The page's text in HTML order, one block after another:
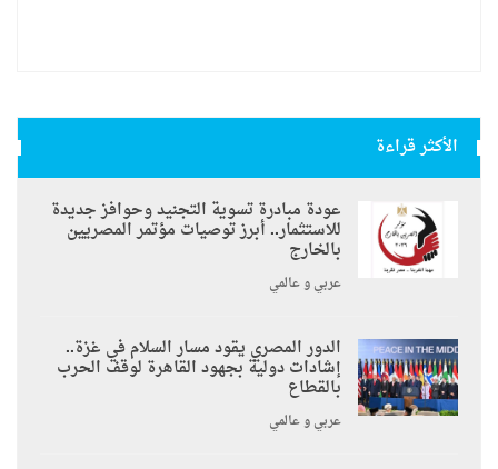
الأكثر قراءة
عودة مبادرة تسوية التجنيد وحوافز جديدة
للاستثمار.. أبرز توصيات مؤتمر المصريين
بالخارج
عربي و عالمي
الدور المصري يقود مسار السلام في غزة..
إشادات دولية بجهود القاهرة لوقف الحرب
بالقطاع
عربي و عالمي